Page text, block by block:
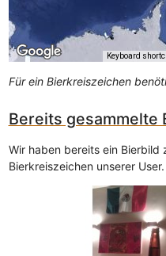
Keyboard
Für ein Bierkreiszeichen
Bereits gesammelte
Wir haben bereits ein Bierbild
Bierkreiszeichen unserer User.